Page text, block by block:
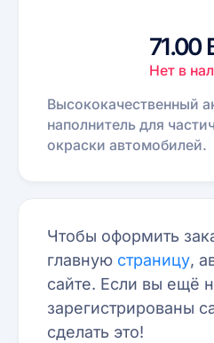
71.00
Нет в
Высококачественный
наполнитель для
окраски автомобилей.
Чтобы оформить
главную страницу,
сайте. Если вы ещё
зарегистрированы
сделать это!